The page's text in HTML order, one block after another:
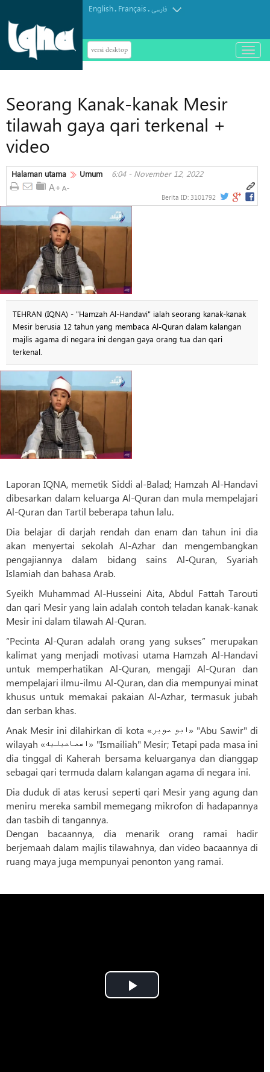
English. Français.فارسی
versi desktop
باز
و
Seorang Kanak-kanak Mesir
tilawah gaya qari terkenal +
video
Halaman utama Umum 6:04 - November 12, 2022
Berita ID: 3101792
TEHRAN (IQNA) - "Hamzah Al-Handavi" ialah seorang kanak-kanak
Mesir berusia 12 tahun yang membaca Al-Quran dalam kalangan
majlis agama di negara ini dengan gaya orang tua dan qari
terkenal.
Laporan IQNA, memetik Siddi al-Balad; Hamzah Al-Handavi
dibesarkan dalam keluarga Al-Quran dan mula mempelajari
Al-Quran dan Tartil beberapa tahun lalu.
Dia belajar di darjah rendah dan enam dan tahun ini dia
akan menyertai sekolah Al-Azhar dan mengembangkan
pengajiannya dalam bidang sains Al-Quran, Syariah
Islamiah dan bahasa Arab.
Syeikh Muhammad Al-Husseini Aita, Abdul Fattah Tarouti
dan qari Mesir yang lain adalah contoh teladan kanak-kanak
Mesir ini dalam tilawah Al-Quran.
“Pecinta Al-Quran adalah orang yang sukses” merupakan
kalimat yang menjadi motivasi utama Hamzah Al-Handavi
untuk memperhatikan Al-Quran, mengaji Al-Quran dan
mempelajari ilmu-ilmu Al-Quran, dan dia mempunyai minat
khusus untuk memakai pakaian Al-Azhar, termasuk jubah
dan serban khas.
Anak Mesir ini dilahirkan di kota «ابو صویر» "Abu Sawir" di
wilayah «اسماعیلیه» "Ismailiah" Mesir; Tetapi pada masa ini
dia tinggal di Kaherah bersama keluarganya dan dianggap
sebagai qari termuda dalam kalangan agama di negara ini.
Dia duduk di atas kerusi seperti qari Mesir yang agung dan
meniru mereka sambil memegang mikrofon di hadapannya
dan tasbih di tangannya.
Dengan bacaannya, dia menarik orang ramai hadir
berjemaah dalam majlis tilawahnya, dan video bacaannya di
ruang maya juga mempunyai penonton yang ramai.
Play